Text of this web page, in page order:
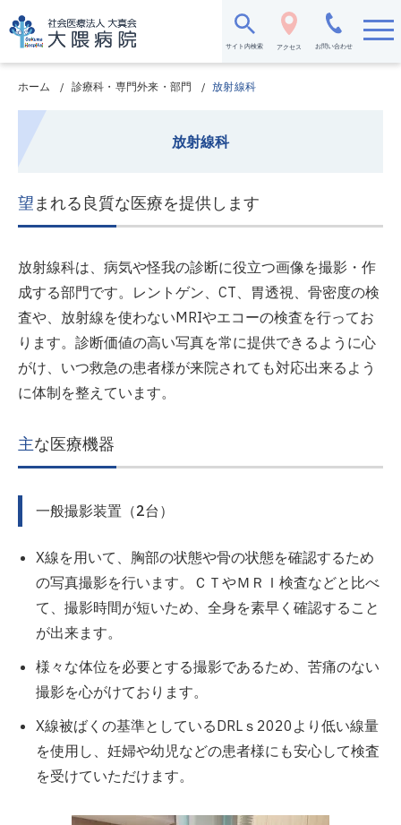
イ
サイト内検索 アクセス お問い合わせ
ホーム 診療科・専門外来・部門 放射線科
放射線科
望まれる良質な医療を提供します
放射線科は、病気や怪我の診断に役立つ画像を撮影・作
成する部門です。レントゲン、CT、胃透視、骨密度の検
査や、放射線を使わないMRIやエコーの検査を行ってお
ります。診断価値の高い写真を常に提供できるように心
がけ、いつ救急の患者様が来院されても対応出来るよう
に体制を整えています。
主な医療機器
一般撮影装置（2台）
X線を用いて、胸部の状態や骨の状態を確認するため
の写真撮影を行います。ＣＴやＭＲＩ検査などと比べ
て、撮影時間が短いため、全身を素早く確認すること
が出来ます。
様々な体位を必要とする撮影であるため、苦痛のない
撮影を心がけております。
X線被ばくの基準としているDRLｓ2020より低い線量
を使用し、妊婦や幼児などの患者様にも安心して検査
を受けていただけます。